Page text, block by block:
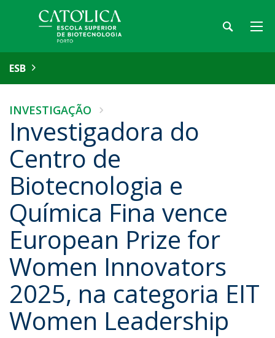
ESB
INVESTIGAÇÃO
Investigadora do
Centro de
Biotecnologia e
Química Fina vence
European Prize for
Women Innovators
2025, na categoria EIT
Women Leadership